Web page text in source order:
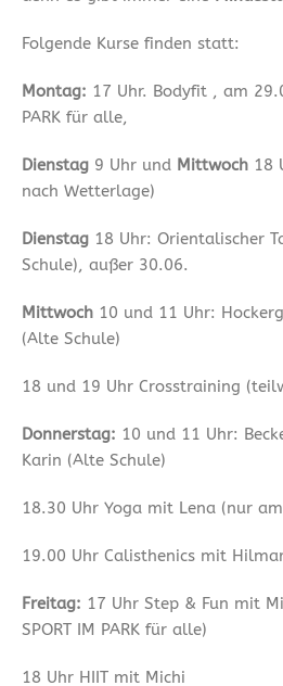
Folgende Kurse finden statt:
Montag: 17 Uhr. Bodyfit , am
PARK für alle,
Dienstag 9 Uhr und Mittwoch 18
nach Wetterlage)
Dienstag 18 Uhr: Orientalischer
Schule), außer 30.06.
Mittwoch 10 und 11 Uhr:
(Alte Schule)
18 und 19 Uhr Crosstraining
Donnerstag: 10 und 11 Uhr:
Karin (Alte Schule)
18.30 Uhr Yoga mit Lena (nur
19.00 Uhr Calisthenics mit
Freitag: 17 Uhr Step & Fun mit
SPORT IM PARK für alle)
18 Uhr HIIT mit Michi